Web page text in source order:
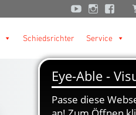
Schiedsrichter Service